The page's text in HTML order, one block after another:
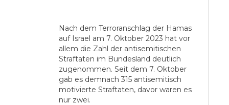
Nach dem Terroranschlag der Hamas
auf Israel am 7. Oktober 2023 hat vor
allem die Zahl der antisemitischen
Straftaten im Bundesland deutlich
zugenommen. Seit dem 7. Oktober
gab es demnach 315 antisemitisch
motivierte Straftaten, davor waren es
nur zwei.